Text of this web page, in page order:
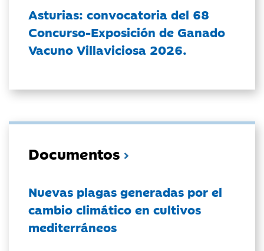
Asturias: convocatoria del 68
Concurso-Exposición de Ganado
Vacuno Villaviciosa 2026.
Documentos
Nuevas plagas generadas por el
cambio climático en cultivos
mediterráneos